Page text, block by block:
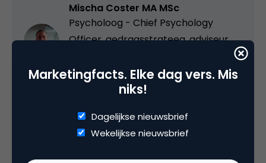
Mischa Coster MA MSc
Psycholoog - Chief Psychology
Officer, gedragsstrateeg, adviseur,
Guideology
Dopamaniac Mischa is mediapsycholoog en
Chief Psychology Officer bij Grey Matters, een
Marketingfacts. Elke dag vers. Mis
niks!
Dagelijkse nieuwsbrief
Wekelijkse nieuwsbrief